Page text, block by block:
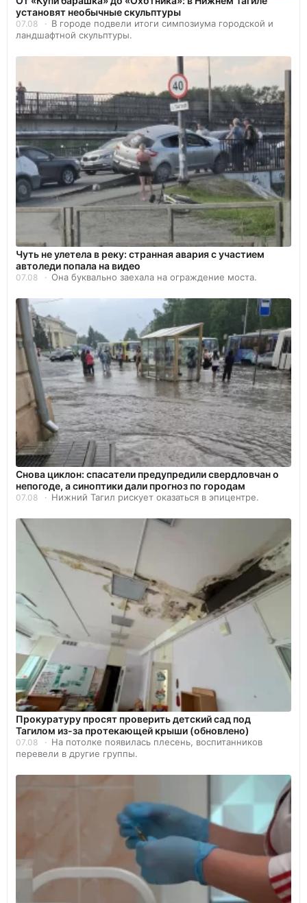
установят необычные скульптуры
07.08
В городе подвели итоги симпозиума городской и
ландшафтной скульптуры.
Чуть не улетела в реку: странная авария с участием
автоледи попала на видео
07.08 Она буквально заехала на ограждение моста.
Снова циклон: спасатели предупредили свердловчан о
непогоде, а синоптики дали прогноз по городам
07.08 Нижний Тагил рискует оказаться в эпицентре.
Прокуратуру просят проверить детский сад под
Тагилом из-за протекающей крыши (обновлено)
07.08
На потолке появилась плесень, воспитанников
перевели в другие группы.